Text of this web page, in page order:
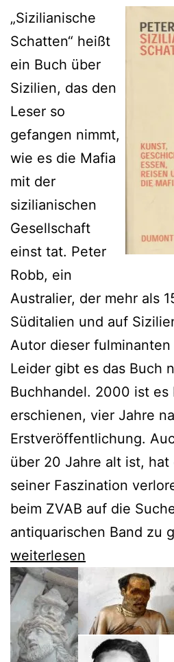
„Sizilianische
Schatten“ heißt
ein Buch über
Sizilien, das den
Leser so
gefangen nimmt,
wie es die Mafia
mit der
sizilianischen
Gesellschaft
einst tat. Peter
Robb, ein
Australier, der mehr als
Süditalien und auf
Autor dieser fulminanten
Leider gibt es das Buch
Buchhandel. 2000 ist es
erschienen, vier Jahre
Erstveröffentlichung.
über 20 Jahre alt ist, hat
seiner Faszination
beim ZVAB auf die
antiquarischen Band zu
Peter
Robb
erklärt
Sizilien
in
weiterlesen